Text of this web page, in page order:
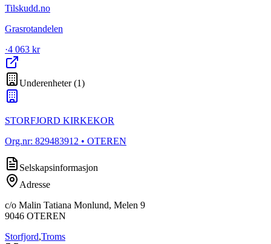
Tilskudd.no
Grasrotandelen
·4 063 kr
Underenheter(1)
STORFJORD KIRKEKOR
Org.nr: 829483912 • OTEREN
Selskapsinformasjon
Adresse
c/o Malin Tatiana Monlund, Melen 9
9046 OTEREN
Storfjord,Troms